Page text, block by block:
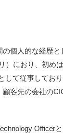
個人的な経歴と
）におり、初め
して従事してお
顧客先の会社の
Officer